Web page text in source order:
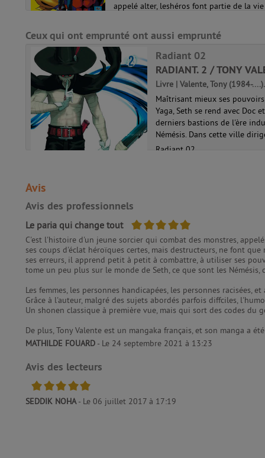
appelé alter, leshéros font partie de la vie
Face à eux se dressel'invincible All Might,
le plus puissant des héros ! Le jeu...
My hero academia 01
Ceux qui ont emprunté ont aussi emprunté
Radiant 02
RADIANT. 2 / TONY
Livre | Valente, Tony (1984-
Maîtrisant mieux ses
Yaga, Seth se rend avec Doc
derniers bastions de l'ère
Némésis. Dans cette ville
Radiant 02
Avis
Avis des professionnels
Le paria qui change tout 5/5
C'est l'histoire d'un jeune sorcier qui combat des monstres,
ses coups d'éclat héroïques certes, mais destructeurs, ne font
ses erreurs, il apprend petit à petit à combattre, à utiliser ses
tome un peu plus sur le monde de Seth, ce que sont les
Les femmes, les personnes handicapées, les personnes
Grâce à l'auteur, malgré des sujets abordés parfois diffciles,
Un shonen classique à première vue, mais qui sort des codes
De plus, Tony Valente est un mangaka français, et son manga a
MATHILDE FOUARD - Le 24 septembre 2021 à 13:23
Avis des lecteurs
5/5
SEDDIK NOHA- Le 06 juillet 2017 à 17:19